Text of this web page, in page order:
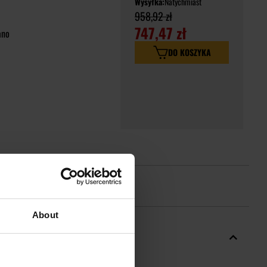
About
958,92 zł
747,47 zł
DO KOSZYKA